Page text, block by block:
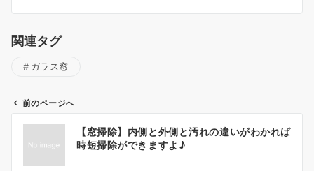
関連タグ
ガラス窓
前のページへ
【窓掃除】内側と外側と汚れの違いがわかれば
時短掃除ができますよ♪